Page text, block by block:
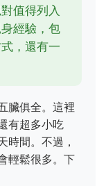
值得列入
經驗，包
，還有一
臟俱全。這裡
有超多小吃
時間。不過，
輕鬆很多。下